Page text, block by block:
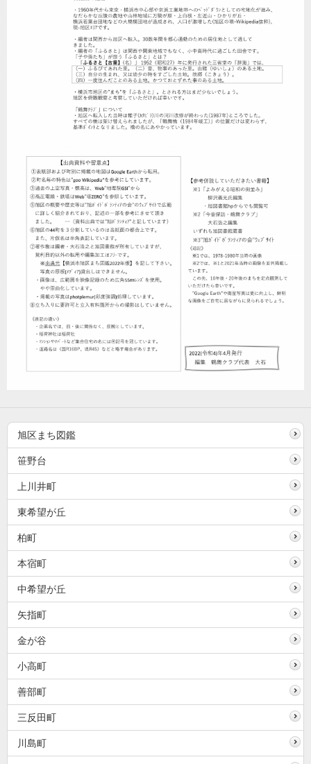
旭区まち図鑑
笹野台
上川井町
東希望が丘
柏町
本宿町
中希望が丘
矢指町
金が谷
小高町
善部町
三反田町
川島町